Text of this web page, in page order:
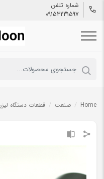
شماره تلفن
09153231597
Home
/ صنعت / قطعات دستگاه لیزر